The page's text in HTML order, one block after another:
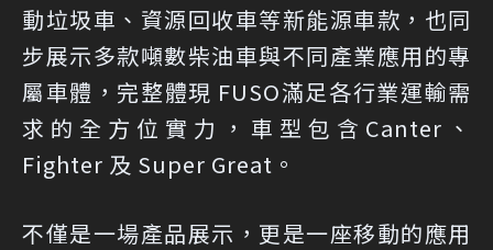
動垃圾車、資源回收車等新能源車款，也同
步展示多款噸數柴油車與不同產業應用的專
屬車體，完整體現 FUSO滿足各行業運輸需
求的全方位實力，車型包含Canter、
Fighter 及 Super Great。
不僅是一場產品展示，更是一座移動的應用